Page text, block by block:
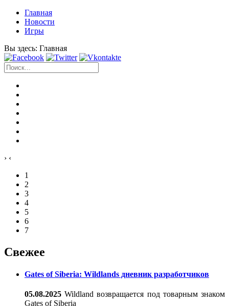
Главная
Новости
Игры
Вы здесь: Главная
› ‹
1
2
3
4
5
6
7
Свежее
Gates of Siberia: Wildlands дневник разработчиков
05.08.2025 Wildland возвращается под товарным знаком
Gates of Siberia